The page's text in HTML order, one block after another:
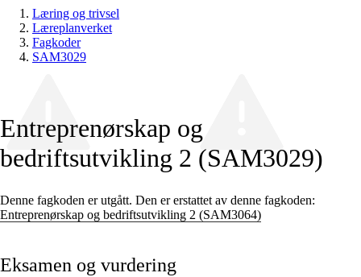
Læring og trivsel
Læreplanverket
Fagkoder
SAM3029
Entreprenørskap og
bedriftsutvikling 2 (SAM3029)
Denne fagkoden er utgått. Den er erstattet av denne fagkoden:
Entreprenørskap og bedriftsutvikling 2 (SAM3064)
Eksamen og vurdering